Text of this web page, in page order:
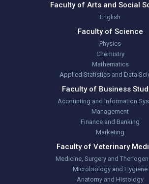
Faculty of Arts and Social
English
Faculty of Science
Physics
Chemistry
Mathematics
Applied Statistics and Data
Faculty of Business
Accounting and Information
Management
Finance and Banking
Marketing
Faculty of Veterinary
Medicine, Surgery and
Microbiology and Hygiene
Anatomy and Histology